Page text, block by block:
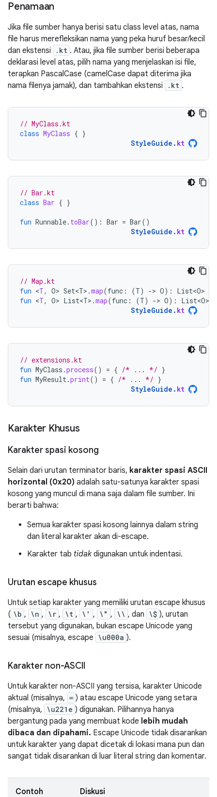
Penamaan
Jika file sumber hanya berisi satu class level atas, nama
file harus merefleksikan nama yang peka huruf besar/kecil
dan ekstensi
.kt . Atau, jika file sumber berisi beberapa
deklarasi level atas, pilih nama yang menjelaskan isi file,
terapkan PascalCase (camelCase dapat diterima jika
nama filenya jamak), dan tambahkan ekstensi
.kt .
// MyClass.kt
class MyClass { }
StyleGuide . kt
// Bar.kt
class Bar { }
fun Runnable. toBar(): Bar = Bar()
StyleGuide . kt
// Map.kt
fun <T, O> Set<T> .map(func : (T) -> O): List<O>
fun <T, O> List<T> .map(func : (T) -> O): List<O>
StyleGuide . kt
// extensions.kt
fun MyClass .process() = { /* ... */ }
fun MyResult.print() = { /* ... */ }
StyleGuide . kt
Karakter Khusus
Karakter spasi kosong
Selain dari urutan terminator baris, karakter spasi ASCII
horizontal (0x20) adalah satu-satunya karakter spasi
kosong yang muncul di mana saja dalam file sumber. Ini
berarti bahwa:
Semua karakter spasi kosong lainnya dalam string
dan literal karakter akan di-escape.
Karakter tab tidakdigunakan untuk indentasi.
Urutan escape khusus
Untuk setiap karakter yang memiliki urutan escape khusus
( \b , \n , \r , \t , \' , \" , \\ , dan \$ ), urutan
tersebut yang digunakan, bukan escape Unicode yang
sesuai (misalnya, escape \u000a ).
Karakter non-ASCII
Untuk karakter non-ASCII yang tersisa, karakter Unicode
aktual (misalnya, ∞ ) atau escape Unicode yang setara
(misalnya, \u221e ) digunakan. Pilihannya hanya
bergantung pada yang membuat kode lebih mudah
dibaca dan dipahami. Escape Unicode tidak disarankan
untuk karakter yang dapat dicetak di lokasi mana pun dan
sangat tidak disarankan di luar literal string dan komentar.
Contoh Diskusi